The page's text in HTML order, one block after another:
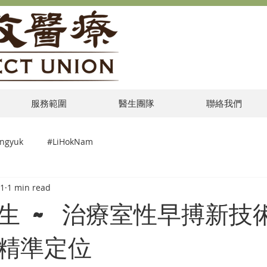
服務範圍 醫生團隊 聯絡我們
#LiHokNam
~ 治療室性早搏新技
準定位
1 min read